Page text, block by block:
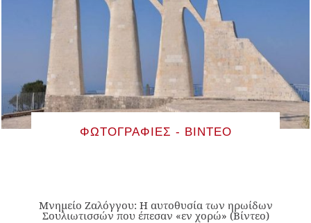
ΦΩΤΟΓΡΑΦΊΕΣ - ΒΊΝΤΕΟ
Μνημείο Ζαλόγγου: Η αυτοθυσία των ηρωίδων
Σουλιωτισσών που έπεσαν «εν χορώ» (Βίντεο)